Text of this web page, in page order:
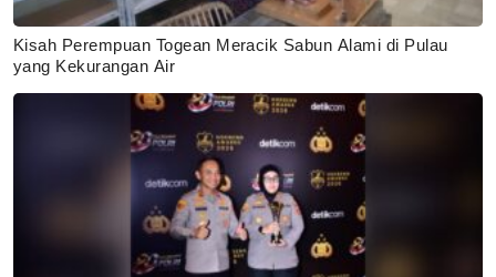
Kisah Perempuan Togean Meracik Sabun Alami di Pulau
yang Kekurangan Air